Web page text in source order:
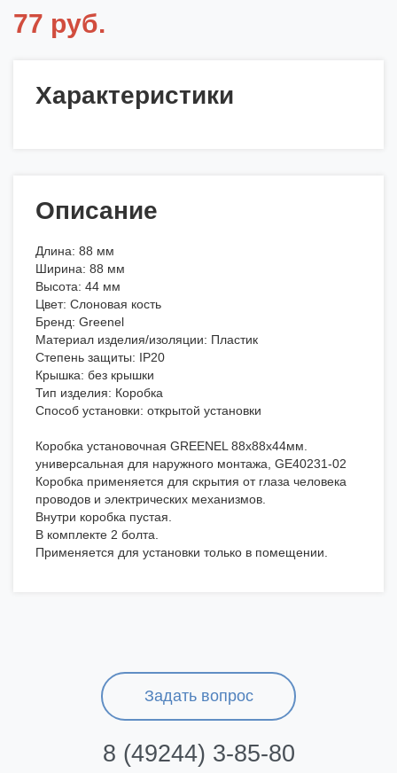
77 руб.
Характеристики
Описание
Длина: 88 мм
Ширина: 88 мм
Высота: 44 мм
Цвет: Слоновая кость
Бренд: Greenel
Материал изделия/изоляции: Пластик
Степень защиты: IP20
Крышка: без крышки
Тип изделия: Коробка
Способ установки: открытой установки
Коробка установочная GREENEL 88х88х44мм.
универсальная для наружного монтажа, GE40231-02
Коробка применяется для скрытия от глаза человека
проводов и электрических механизмов.
Внутри коробка пустая.
В комплекте 2 болта.
Применяется для установки только в помещении.
Задать вопрос
8 (49244) 3-85-80